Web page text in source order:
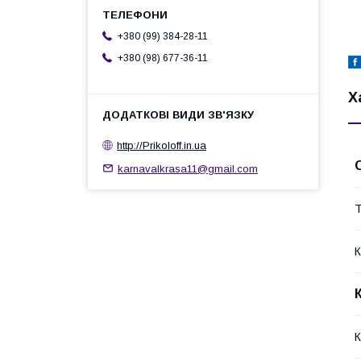
+380 (99) 384-28-11
+380 (98) 677-36-11
http://Prikoloff.in.ua
karnavalkrasa11@gmail.com